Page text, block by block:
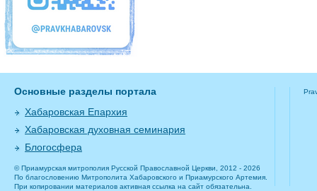
Основные разделы портала
Хабаровская Епархия
Хабаровская духовная семинария
Блогосфера
© Приамурская митрополия Русской Православной Церкви, 2012 - 2026
По благословению Митрополита Хабаровского и Приамурского Артемия.
При копировании материалов активная ссылка на сайт обязательна.